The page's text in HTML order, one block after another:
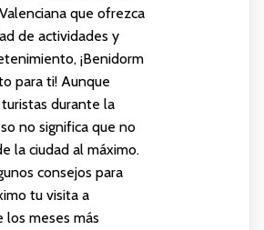
que ofrezca
de actividades y
¡Benidorm
para ti! Aunque
durante la
no significa que no
la ciudad al máximo.
consejos para
tu visita a
los meses más